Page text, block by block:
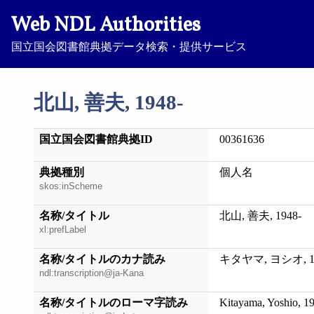
Web NDL Authorities
国立国会図書館典拠データ検索・提供サービス
北山, 善夫, 1948-
国立国会図書館典拠ID 00361636
典拠種別
skos:inScheme
個人名
名称/タイトル
xl:prefLabel
北山, 善夫, 1948-
名称/タイトルのカナ読み
ndl:transcription@ja-Kana
キタヤマ, ヨシオ,
名称/タイトルのローマ字読み Kitayama, Yoshio,